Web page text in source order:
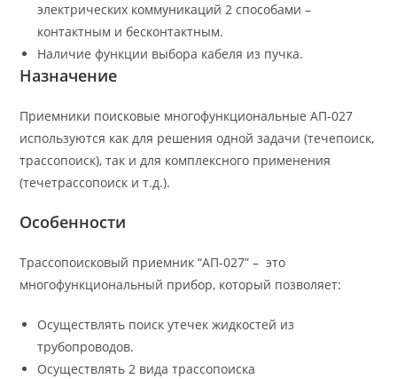
электрических коммуникаций 2 способами –
контактным и бесконтактным.
Наличие функции выбора кабеля из пучка.
Назначение
Приемники поисковые многофункциональные АП-027
используются как для решения одной задачи (течепоиск,
трассопоиск), так и для комплексного применения
(течетрассопоиск и т.д.).
Особенности
Трассопоисковый приемник “АП-027” – ­ это
многофункциональный прибор, который позволяет:
Осуществлять поиск утечек жидкостей из
трубопроводов.
Осуществлять 2 вида трассопоиска